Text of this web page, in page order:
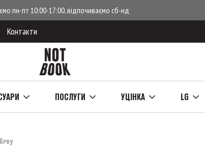
пн-пт 10:00-17:00, відпочиваємо сб-нд
Контакти
ПОСЛУГИ УЦІНКА LG